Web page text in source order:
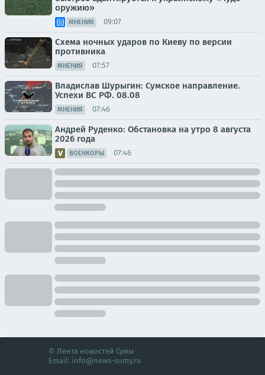
оружию»
МНЕНИЯ 09:07
Схема ночных ударов по Киеву по версии
противника
МНЕНИЯ 07:57
Владислав Шурыгин: Сумское направление.
Успехи ВС РФ. 08.08
МНЕНИЯ 07:46
Андрей Руденко: Обстановка на утро 8 августа
2026 года
ВОЕНКОРЫ 07:46
© Лента новостей Сумы
Email: info@news-sumy.ru